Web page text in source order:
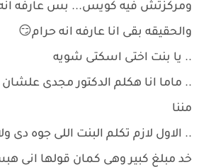
ومركزتش فيه كويس... بس عارفه انه
والحقيقه بقى انا عارفه انه حرام😏
.. يا بنت اختى اسكتى شويه
.. ماما انا هكلم الدكتور مجدى
مننا
.. الاول لازم تكلم البنت اللى جوه دى
خد مبلغ كبير وهى كمان قولها انى